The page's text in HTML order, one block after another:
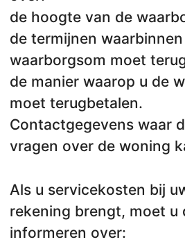
de hoogte van de
de termijnen
waarborgsom moet
de manier waarop u de
moet terugbetalen.
Contactgegevens waar
vragen over de woning
Als u servicekosten bij
rekening brengt, moet u
informeren over: